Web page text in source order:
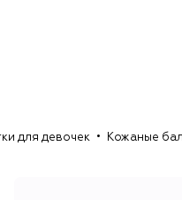
для девочек Кожаные